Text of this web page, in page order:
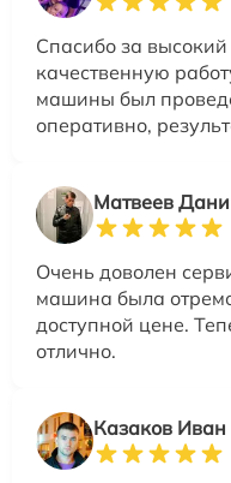
Спасибо за
качественную
машины был
оперативно,
Матвеев
Очень доволен
машина была
доступной цене.
отлично.
Казаков Иван